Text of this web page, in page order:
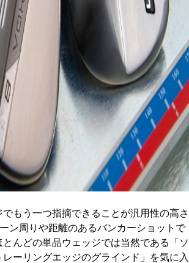
でもう一つ指摘できることが汎用性の高さ
ン周りや距離のあるバンカーショットで
んどの単品ウェッジでは当然である「ソ
ーリングエッジのグラインド」を気に入